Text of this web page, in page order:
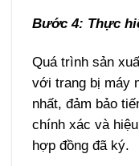
Bước 4: Thực
Quá trình sản
với trang bị máy
nhất, đảm bảo
chính xác và
hợp đồng đã ký.